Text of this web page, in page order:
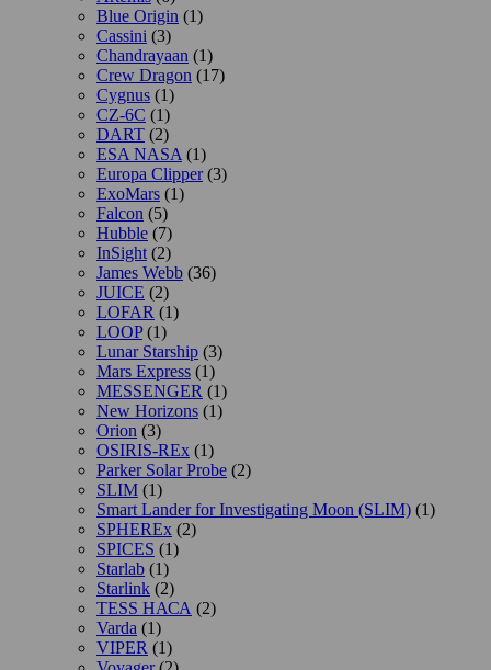
Blue Origin (1)
Cassini (3)
Chandrayaan (1)
Crew Dragon (17)
Cygnus (1)
CZ-6C (1)
DART (2)
ESA NASA (1)
Europa Clipper(3)
ExoMars (1)
Falcon (5)
Hubble (7)
InSight (2)
James Webb (36)
JUICE (2)
LOFAR (1)
LOOP(1)
Lunar Starship (3)
Mars Express (1)
MESSENGER (1)
New Horizons (1)
Orion (3)
OSIRIS-REx (1)
Parker Solar Probe (2)
SLIM (1)
Smart Lander for Investigating Moon (SLIM) (1)
SPHEREx (2)
SPICES (1)
Starlab (1)
Starlink (2)
TESS НАСА (2)
Varda (1)
VIPER (1)